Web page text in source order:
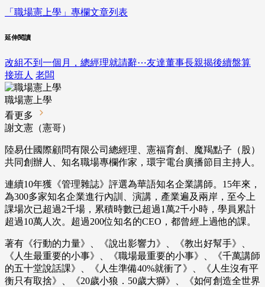
「職場憲上學」專欄文章列表
延伸閱讀
改組不到一個月，總經理就請辭⋯友達董事長親揭後續盤算
接班人 老闆
職場憲上學
看更多
謝文憲（憲哥）
陸易仕國際顧問有限公司總經理、憲福育創、魔羯點子（股）
共同創辦人、知名職場專欄作家，環宇電台廣播節目主持人。
連續10年獲《管理雜誌》評選為華語知名企業講師。15年來，
為300多家知名企業進行內訓、演講，產業遍及兩岸，至今上
課場次已超過2千場，累積時數已超過1萬2千小時，學員累計
超過10萬人次。超過200位知名的CEO，都曾經上過他的課。
著有《行動的力量》、《說出影響力》、《教出好幫手》、
《人生最重要的小事》、《職場最重要的小事》、《千萬講師
的五十堂說話課》、《人生準備40%就衝了》、《人生沒有平
衡只有取捨》、《20歲小狼．50歲大獅》、《如何創造全世界